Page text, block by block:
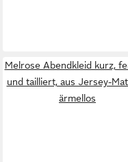
Melrose Abendkleid kurz,
und tailliert, aus Jersey-
ärmellos